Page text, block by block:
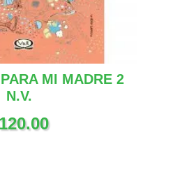
MI MADRE 2
N.V.